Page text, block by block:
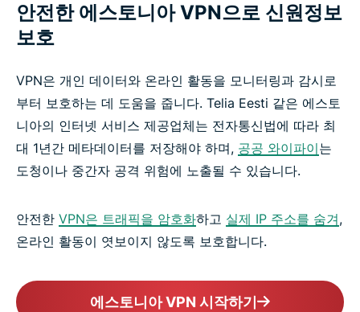
안전한 에스토니아 VPN으로 신원정보
보호
VPN은 개인 데이터와 온라인 활동을 모니터링과 감시로
부터 보호하는 데 도움을 줍니다. Telia Eesti 같은 에스토
니아의 인터넷 서비스 제공업체는 전자통신법에 따라 최
대 1년간 메타데이터를 저장해야 하며, 공공 와이파이는
도청이나 중간자 공격 위험에 노출될 수 있습니다.
안전한 VPN은 트래픽을 암호화하고 실제 IP 주소를 숨겨,
온라인 활동이 엿보이지 않도록 보호합니다.
에스토니아 VPN 시작하기